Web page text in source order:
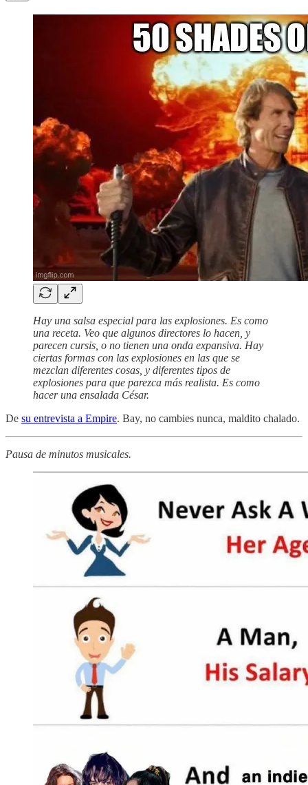
Hay una salsa especial para las explosiones. Es como
una receta. Veo que algunos directores lo hacen, y
parecen cursis, o no tienen una onda expansiva. Hay
ciertas formas con las explosiones en las que se
mezclan diferentes cosas, y diferentes tipos de
explosiones para que parezca más realista. Es como
hacer una ensalada César.
De su entrevista a Empire. Bay, no cambies nunca, maldito chalado.
Pausa de minutos musicales.